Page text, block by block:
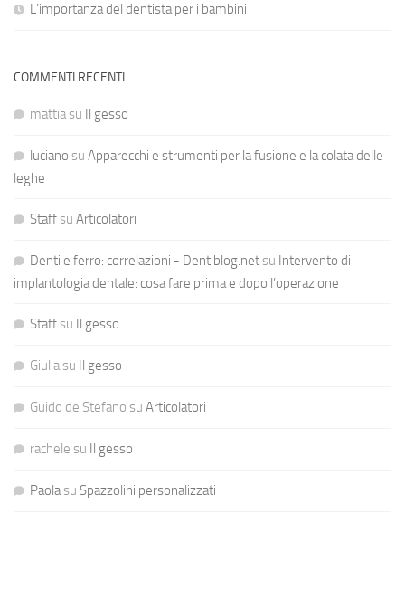
L’importanza del dentista per i bambini
COMMENTI RECENTI
mattiasu Il gesso
luciano su Apparecchi e strumenti per la fusione e la colata delle
leghe
Staffsu Articolatori
Denti e ferro: correlazioni - Dentiblog.netsu Intervento di
implantologia dentale: cosa fare prima e dopo l’operazione
Staffsu Il gesso
Giuliasu Il gesso
Guido de Stefano su Articolatori
rachele su Il gesso
Paolasu Spazzolini personalizzati